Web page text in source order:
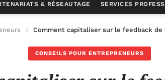
& RÉSEAUTAGE SERVICES
Comment capitaliser sur le feedback de
CONSEILS POUR ENTREPRENEURS